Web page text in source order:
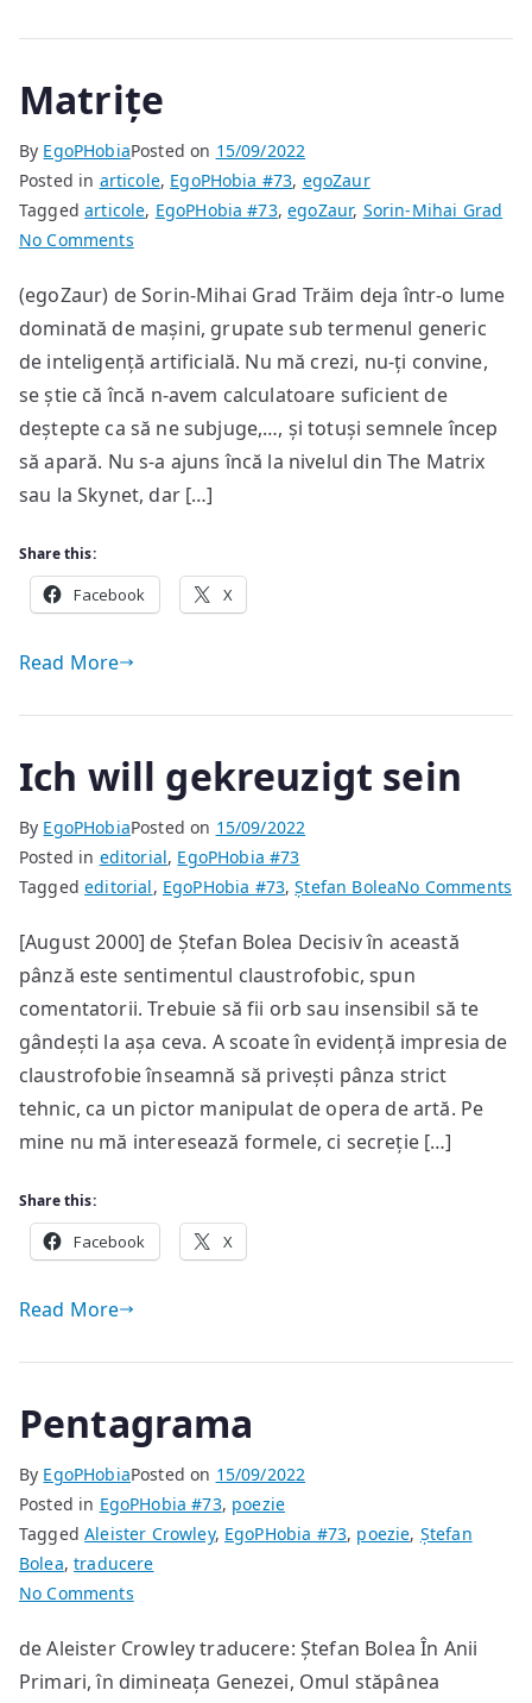
Matrițe
By EgoPHobiaPosted on 15/09/2022
Posted in articole, EgoPHobia #73, egoZaur
Taggedarticole, EgoPHobia #73,egoZaur, Sorin-Mihai Grad
No Commentson
(egoZaur) de Sorin-Mihai Grad Trăim deja într-o lume
dominată de mașini, grupate sub termenul generic
de inteligență artificială. Nu mă crezi, nu-ți convine,
se știe că încă n-avem calculatoare suficient de
deștepte ca să ne subjuge,…, și totuși semnele încep
să apară. Nu s-a ajuns încă la nivelul din The Matrix
sau la Skynet, dar […]
Share this:
Facebook X
Read More
Ich will gekreuzigt sein
By EgoPHobiaPosted on 15/09/2022
Posted in editorial, EgoPHobia #73
Taggededitorial, EgoPHobia #73,Ștefan BoleaNo Comments
[August 2000] de Ștefan Bolea Decisiv în această
pânză este sentimentul claustrofobic, spun
comentatorii. Trebuie să fii orb sau insensibil să te
gândești la așa ceva. A scoate în evidență impresia de
claustrofobie înseamnă să privești pânza strict
tehnic, ca un pictor manipulat de opera de artă. Pe
mine nu mă interesează formele, ci secreție […]
Share this:
Facebook X
Read More
Pentagrama
By EgoPHobiaPosted on 15/09/2022
Posted in EgoPHobia #73, poezie
TaggedAleister Crowley, EgoPHobia #73, poezie, Ștefan
Bolea,traducere
No Commentson
de Aleister Crowley traducere: Ștefan Bolea În Anii
Primari, în dimineața Genezei, Omul stăpânea